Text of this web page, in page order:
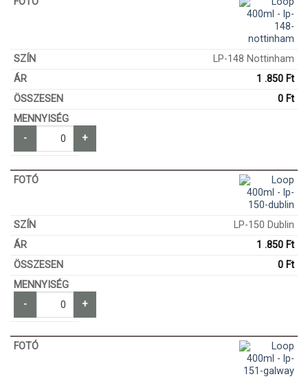
LP-148 Nottinham
1 .850 Ft
0 Ft
- +
LP-150 Dublin
1 .850 Ft
0 Ft
- +